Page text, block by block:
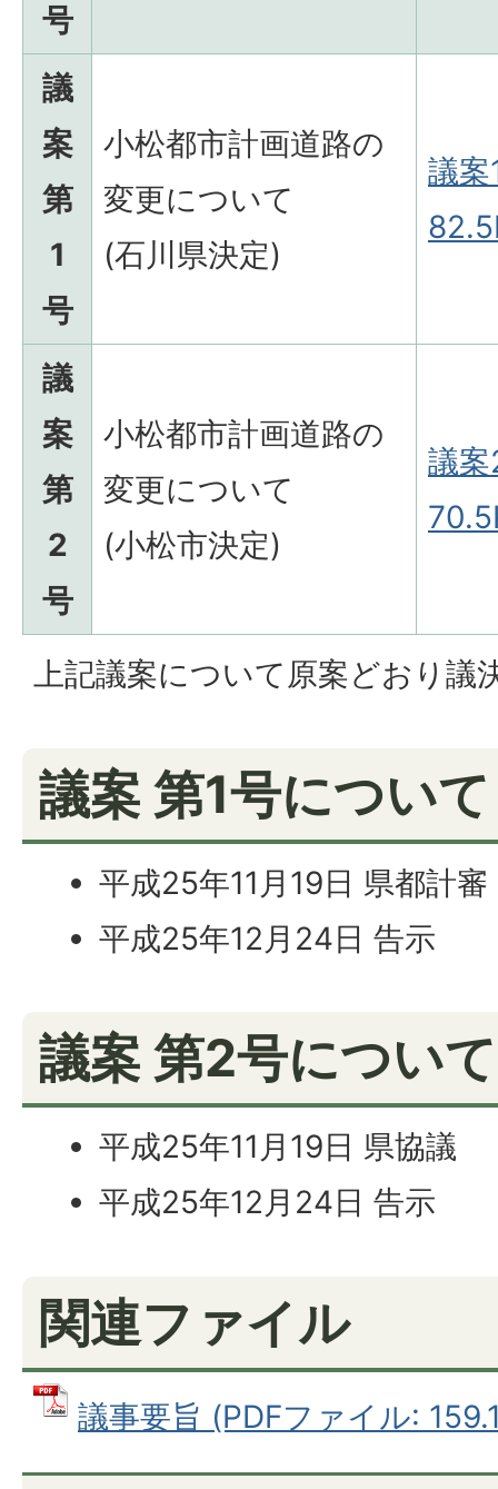
号
議
案
第
1
号
小松都市計画道路の
変更について
(石川県決定)
議案
議
案
第
2
号
小松都市計画道路の
変更について
(小松市決定)
議
上記議案について原案どおり議
議案 第1号について
平成25年11月19日 県都計審
平成25年12月24日 告示
議案 第2号について
平成25年11月19日 県協議
平成25年12月24日 告示
関連ファイル
議事要旨 (PDFファイル: